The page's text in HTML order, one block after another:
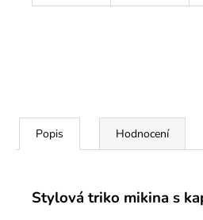
Popis Hodnocení
Stylová triko mikina s